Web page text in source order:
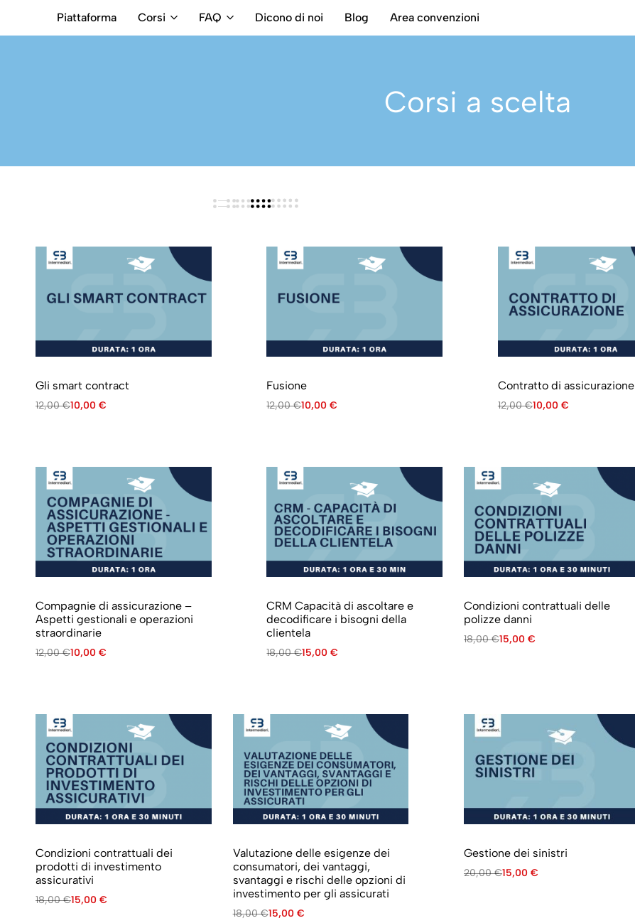
Piattaforma Corsi FAQ Dicono di noi Blog Area convenzioni
Corsi a scelta
Gli smart contract
12,00€10,00 €
Fusione
12,00€10,00€
Contratto di assicurazione
12,00€10,00 €
Compagnie di assicurazione –
Aspetti gestionali e operazioni
straordinarie
12,00€10,00 €
CRM Capacità di ascoltare e
decodificare i bisogni della
clientela
18,00€15,00€
Condizioni contrattuali delle
polizze danni
18,00€15,00€
Condizioni contrattuali dei
prodotti di investimento
assicurativi
18,00€15,00 €
Valutazione delle esigenze dei
consumatori, dei vantaggi,
svantaggi e rischi delle opzioni di
investimento per gli assicurati
18,00€15,00 €
Gestione dei sinistri
20,00€15,00€